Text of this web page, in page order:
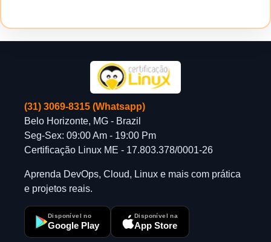
(31) 3069-8315 (Whatsapp)
Belo Horizonte, MG - Brazil
Seg-Sex: 09:00 Am - 19:00 Pm
Certificação Linux ME - 17.803.378/0001-26
Aprenda DevOps, Cloud, Linux e mais com prática
e projetos reais.
Disponível no
Google Play
Disponível na
App Store